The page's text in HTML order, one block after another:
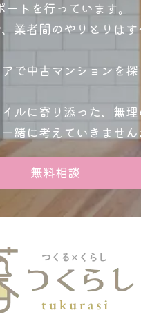
ートを行っています。
業者間のやりとりはす
で中古マンションを探
ルに寄り添った、無理
緒に考えていきません
無料相談